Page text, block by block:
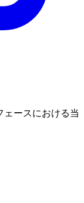
ェースにおける当